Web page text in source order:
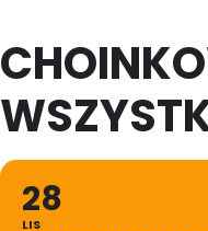
28
LIS